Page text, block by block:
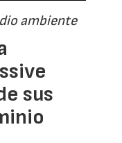
ambiente
sus